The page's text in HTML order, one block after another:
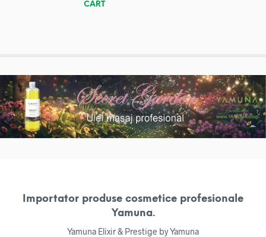
CART
Importator produse cosmetice profesionale
Yamuna.
Yamuna Elixir & Prestige by Yamuna